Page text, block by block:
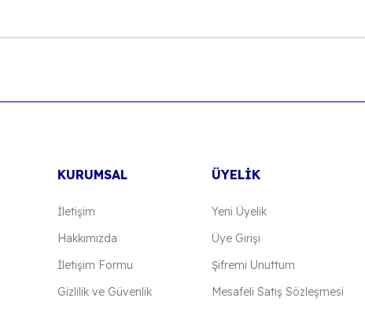
Gönder
KURUMSAL
İletişim
Hakkımızda
İletişim Formu
Gizlilik ve Güvenlik
ÜYELİK
Yeni Üyelik
Üye Girişi
Şifremi Unuttum
Mesafeli Satış Sözleşmesi